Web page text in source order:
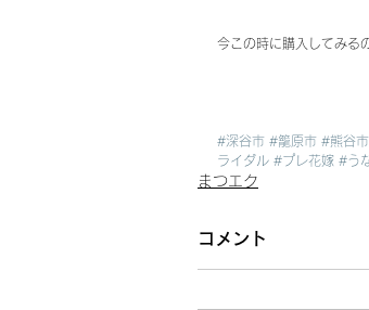
今この時に購入してみる
#深谷市 #籠原市 #熊谷市
ライダル #プレ花嫁 #う
まつエク
コメント